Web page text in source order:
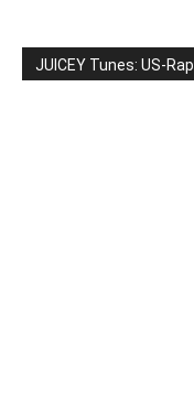
JUICEY Tunes: US-Rap